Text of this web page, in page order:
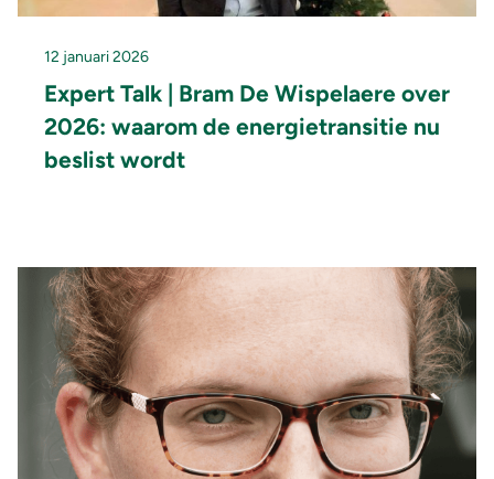
12 januari 2026
Expert Talk | Bram De Wispelaere over
2026: waarom de energietransitie nu
beslist wordt